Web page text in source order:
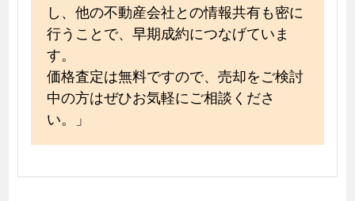
し、他の不動産会社との情報共有も密に
行うことで、早期成約につなげていま
す。
価格査定は無料ですので、売却をご検討
中の方はぜひお気軽にご相談くださ
い。」